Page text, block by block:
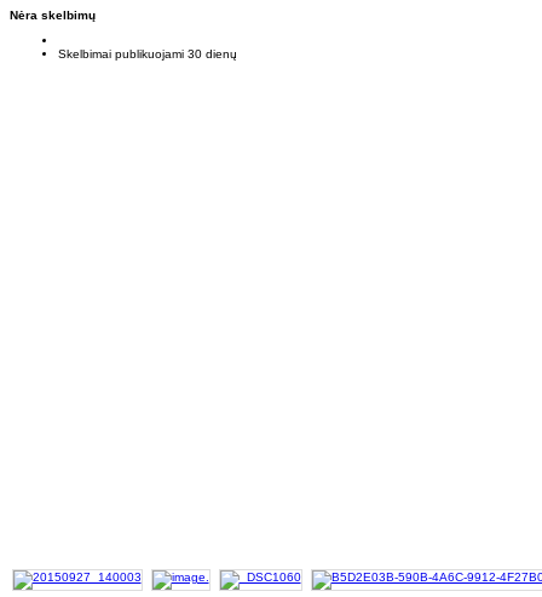
Nėra skelbimų
Skelbimai publikuojami 30 dienų